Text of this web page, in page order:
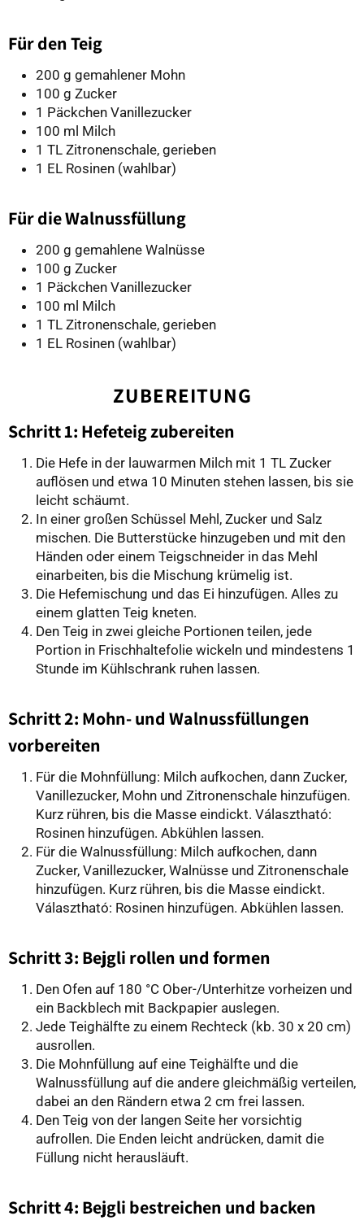
Für den Teig
200 g gemahlener Mohn
100 g Zucker
1 Päckchen Vanillezucker
100 ml Milch
1 TL Zitronenschale, gerieben
1 EL Rosinen (wahlbar)
Für die Walnussfüllung
200 g gemahlene Walnüsse
100 g Zucker
1 Päckchen Vanillezucker
100 ml Milch
1 TL Zitronenschale, gerieben
1 EL Rosinen (wahlbar)
ZUBEREITUNG
Schritt 1: Hefeteig zubereiten
Die Hefe in der lauwarmen Milch mit 1 TL Zucker
auflösen und etwa 10 Minuten stehen lassen, bis sie
leicht schäumt.
In einer großen Schüssel Mehl, Zucker und Salz
mischen. Die Butterstücke hinzugeben und mit den
Händen oder einem Teigschneider in das Mehl
einarbeiten, bis die Mischung krümelig ist.
Die Hefemischung und das Ei hinzufügen. Alles zu
einem glatten Teig kneten.
Den Teig in zwei gleiche Portionen teilen, jede
Portion in Frischhaltefolie wickeln und mindestens 1
Stunde im Kühlschrank ruhen lassen.
Schritt 2: Mohn- und Walnussfüllungen
vorbereiten
Für die Mohnfüllung: Milch aufkochen, dann Zucker,
Vanillezucker, Mohn und Zitronenschale hinzufügen.
Kurz rühren, bis die Masse eindickt. Választható:
Rosinen hinzufügen. Abkühlen lassen.
Für die Walnussfüllung: Milch aufkochen, dann
Zucker, Vanillezucker, Walnüsse und Zitronenschale
hinzufügen. Kurz rühren, bis die Masse eindickt.
Választható: Rosinen hinzufügen. Abkühlen lassen.
Schritt 3: Bejgli rollen und formen
Den Ofen auf 180 °C Ober-/Unterhitze vorheizen und
ein Backblech mit Backpapier auslegen.
Jede Teighälfte zu einem Rechteck (kb. 30 x 20 cm)
ausrollen.
Die Mohnfüllung auf eine Teighälfte und die
Walnussfüllung auf die andere gleichmäßig verteilen,
dabei an den Rändern etwa 2 cm frei lassen.
Den Teig von der langen Seite her vorsichtig
aufrollen. Die Enden leicht andrücken, damit die
Füllung nicht herausläuft.
Schritt 4: Bejgli bestreichen und backen